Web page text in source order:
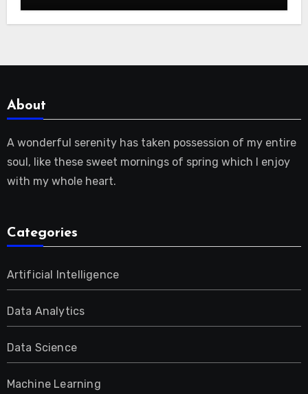
About
A wonderful serenity has taken possession of my entire
soul, like these sweet mornings of spring which I enjoy
with my whole heart.
Categories
Artificial Intelligence
Data Analytics
Data Science
Machine Learning